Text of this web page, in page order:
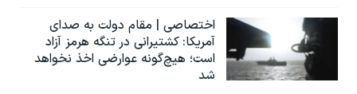
اختصاصی | مقام دولت به صدای
آمریکا: کشتیرانی در تنگه هرمز آزاد
است؛ هیچ‌گونه عوارضی اخذ نخواهد
شد